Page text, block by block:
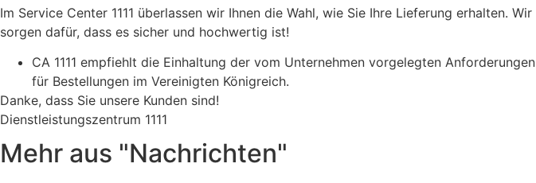
Im Service Center 1111 überlassen wir Ihnen die Wahl, wie Sie Ihre Lieferung erhalten. Wir
sorgen dafür, dass es sicher und hochwertig ist!
CA 1111 empfiehlt die Einhaltung der vom Unternehmen vorgelegten Anforderungen
für Bestellungen im Vereinigten Königreich.
Danke, dass Sie unsere Kunden sind!
Dienstleistungszentrum 1111
Mehr aus "Nachrichten"